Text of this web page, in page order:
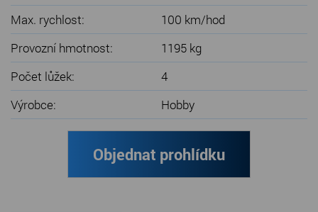
Max. rychlost:
100 km/hod
Provozní hmotnost:
1195 kg
Počet lůžek:
4
Výrobce:
Hobby
Objednat prohlídku